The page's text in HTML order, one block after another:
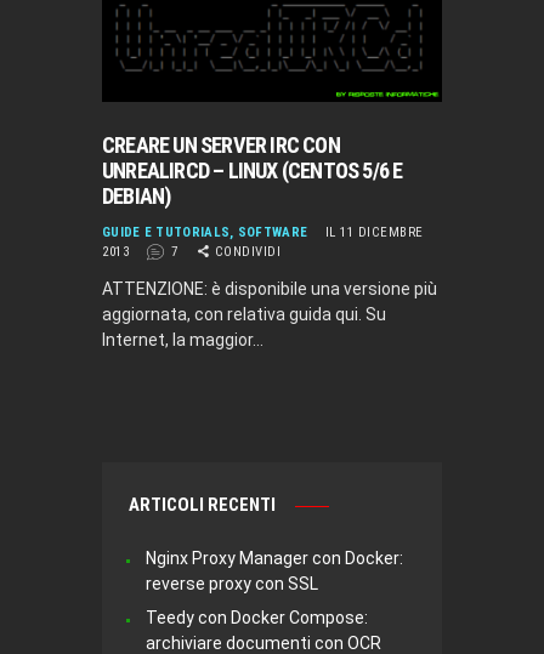
CHAT
FORUM
INFO
CREARE UN SERVER IRC CON
UNREALIRCD – LINUX (CENTOS 5/6 E
DEBIAN)
GUIDE E TUTORIALS, SOFTWARE
IL 11 DICEMBRE
2013
7 CONDIVIDI
ATTENZIONE: è disponibile una versione più
aggiornata, con relativa guida qui. Su
Internet, la maggior…
ARTICOLI RECENTI
Nginx Proxy Manager con Docker:
reverse proxy con SSL
Teedy con Docker Compose:
archiviare documenti con OCR